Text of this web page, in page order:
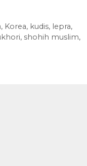
, Korea, kudis, lepra,
, shohih muslim,